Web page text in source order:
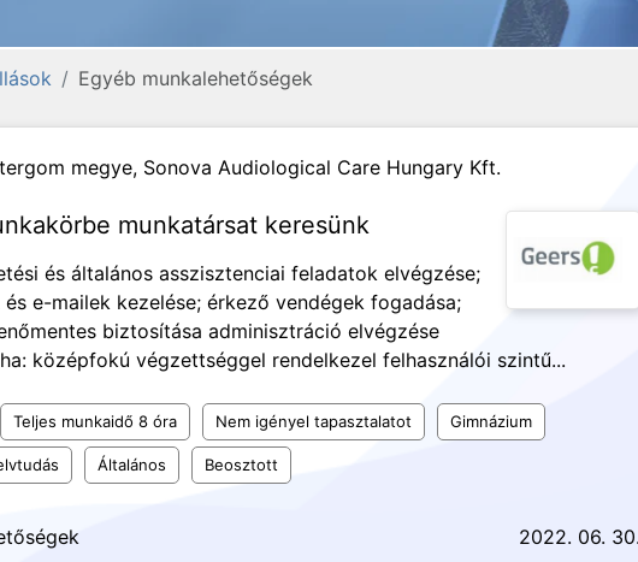
Egyéb munkalehetőségek
megye, Sonova Audiological Care Hungary Kft.
munkatársat keresünk
és általános asszisztenciai feladatok elvégzése;
e-mailek kezelése; érkező vendégek fogadása;
biztosítása adminisztráció elvégzése
középfokú végzettséggel rendelkezel felhasználói szintű...
Teljes munkaidő 8 óra Nem igényel tapasztalatot Gimnázium
Általános Beosztott
2022. 06. 30.